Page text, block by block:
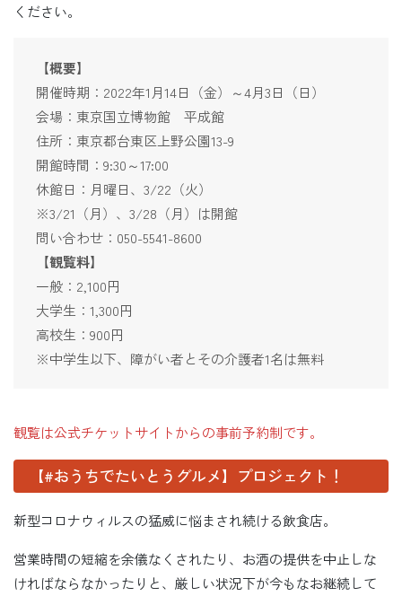
ください。
【概要】
開催時期：2022年1月14日（金）～4月3日（日）
会場：東京国立博物館 平成館
住所：東京都台東区上野公園13-9
開館時間：9:30～17:00
休館日：月曜日、3/22（火）
※3/21（月）、3/28（月）は開館
問い合わせ：050-5541-8600
【観覧料】
一般：2,100円
大学生：1,300円
高校生：900円
※中学生以下、障がい者とその介護者1名は無料
観覧は公式チケットサイトからの事前予約制です。
【#おうちでたいとうグルメ】プロジェクト！
新型コロナウィルスの猛威に悩まされ続ける飲食店。
営業時間の短縮を余儀なくされたり、お酒の提供を中止しな
ければならなかったりと、厳しい状況下が今もなお継続して